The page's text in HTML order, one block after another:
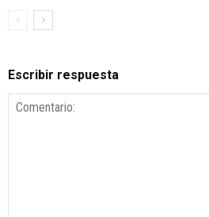
Escribir respuesta